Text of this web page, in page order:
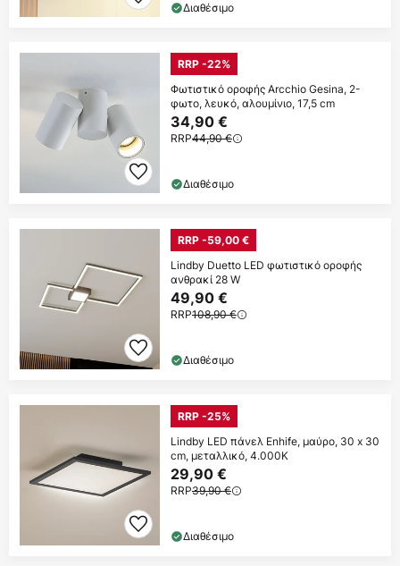
Διαθέσιμο
RRP -22%
Φωτιστικό οροφής Arcchio Gesina, 2-
φωτο, λευκό, αλουμίνιο, 17,5 cm
34,90 €
RRP44,90 €
Διαθέσιμο
RRP -59,00 €
Lindby Duetto LED φωτιστικό οροφής
ανθρακί 28 W
49,90 €
RRP108,90 €
Διαθέσιμο
RRP -25%
Lindby LED πάνελ Enhife, μαύρο, 30 x 30
cm, μεταλλικό, 4.000K
29,90 €
RRP39,90 €
Διαθέσιμο